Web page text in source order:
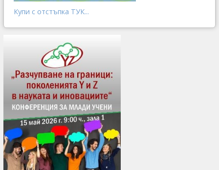
Купи с отстъпка ТУК...